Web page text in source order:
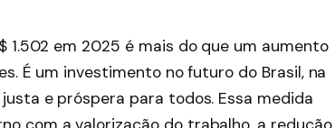
1.502 em 2025 é mais do que um aumento
É um investimento no futuro do Brasil, na
e próspera para todos. Essa medida